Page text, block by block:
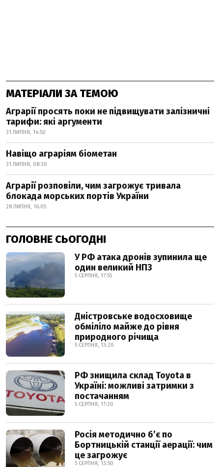
МАТЕРІАЛИ ЗА ТЕМОЮ
Аграрії просять поки не підвищувати залізничні
тарифи: які аргументи
31 ЛИПНЯ, 14:50
Навіщо аграріям біометан
31 ЛИПНЯ, 08:30
Аграрії розповіли, чим загрожує тривала
блокада морських портів України
28 ЛИПНЯ, 16:05
ГОЛОВНЕ СЬОГОДНІ
У РФ атака дронів зупинила ще
один великий НПЗ
5 СЕРПНЯ, 17:55
Дністровське водосховище
обміліло майже до рівня
природного річища
5 СЕРПНЯ, 13:20
РФ знищила склад Toyota в
Україні: можливі затримки з
постачанням
5 СЕРПНЯ, 17:20
Росія методично б’є по
Бортницькій станції аерації: чим
це загрожує
5 СЕРПНЯ, 13:50